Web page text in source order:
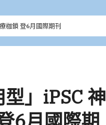
枷鎖 登6月國際期刊
」iPSC 神